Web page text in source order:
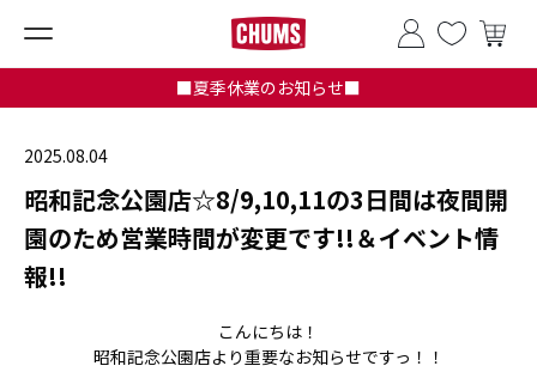
■夏季休業のお知らせ■
2025.08.04
昭和記念公園店☆8/9,10,11の3日間は夜間開
園のため営業時間が変更です!!＆イベント情
報!!
こんにちは！
昭和記念公園店より重要なお知らせですっ！！